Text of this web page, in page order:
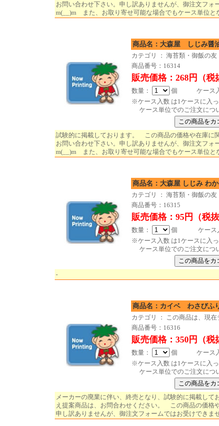
お問い合わせ下さい。申し訳ありませんが、御注文フォ
m(__)m また、お取り寄せ可能な場合でもケース単位と
商品名：大森屋 しじみ醤
カテゴリ ： 海苔類・御飯の友
商品番号：16314
販売価格：268円（税
数量：
個 ケース入
※ケース入数 は1ケースに入
ケース単位でのご注文につ
試験的に掲載しております。 この商品の価格や在庫に
お問い合わせ下さい。申し訳ありませんが、御注文フォ
m(__)m また、お取り寄せ可能な場合でもケース単位と
商品名：大森屋 しじみ わ
カテゴリ ： 海苔類・御飯の友
商品番号：16315
販売価格：95円（税
数量：
個 ケース入
※ケース入数 は1ケースに入
ケース単位でのご注文につ
-
商品名：カイベ わさ
カテゴリ ： この商品は、現
商品番号：16316
販売価格：350円（税
数量：
個 ケース入
※ケース入数 は1ケースに入
ケース単位でのご注文につ
メーカーの廃業に伴い、終売となり、試験的に掲載し
え提案商品は、お問合わせください。 この商品の価格
申し訳ありませんが、御注文フォームではお受けできま